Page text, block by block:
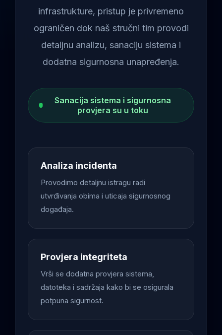
infrastrukture, pristup je privremeno
ograničen dok naš stručni tim provodi
detaljnu analizu, sanaciju sistema i
dodatna sigurnosna unapređenja.
Sanacija sistema i sigurnosna
provjera su u toku
Analiza incidenta
Provodimo detaljnu istragu radi
utvrđivanja obima i uticaja sigurnosnog
događaja.
Provjera integriteta
Vrši se dodatna provjera sistema,
datoteka i sadržaja kako bi se osigurala
potpuna sigurnost.